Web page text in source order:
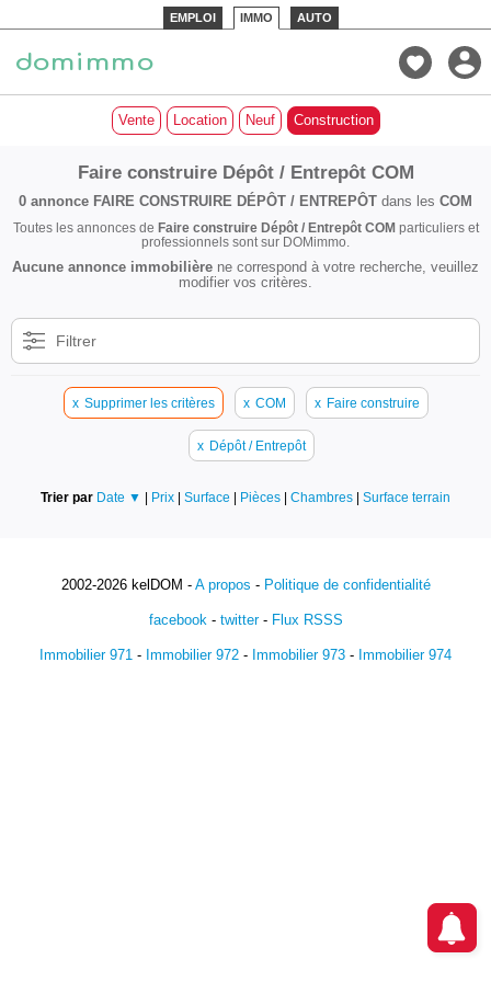
EMPLOI IMMO AUTO
Vente Location Neuf Construction
Faire construire Dépôt / Entrepôt COM
0 annonce FAIRE CONSTRUIRE DÉPÔT / ENTREPÔT dans les COM
Toutes les annonces de Faire construire Dépôt / Entrepôt COMparticuliers et
professionnels sont sur DOMimmo.
Aucune annonce immobilière ne correspond à votre recherche, veuillez
modifier vos critères.
Filtrer
x Supprimer les critères x COM x Faire construire
x Dépôt / Entrepôt
Trier par Date ▼ | Prix | Surface | Pièces | Chambres | Surface terrain
2002-2026 kelDOM - A propos - Politique de confidentialité
facebook- twitter- Flux RSSS
Immobilier 971 - Immobilier 972 - Immobilier 973 - Immobilier 974